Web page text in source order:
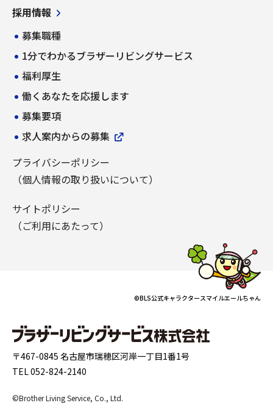
採用情報
募集職種
1分でわかるブラザーリビングサービス
福利厚生
働くあなたを応援します
募集要項
求人案内からの募集
プライバシーポリシー
（個人情報の取り扱いについて）
サイトポリシー
（ご利用にあたって）
〒467-0845 名古屋市瑞穂区河岸一丁目1番1号
TEL 052-824-2140
©Brother Living Service, Co., Ltd.
©BLS公式キャラクタースマイルエールちゃん